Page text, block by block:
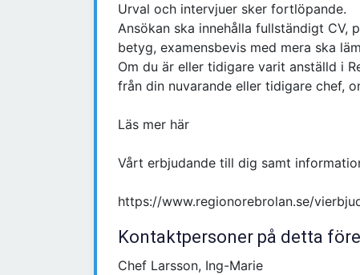
Urval och intervjuer sker fortlöpande.
Ansökan ska innehålla fullständigt CV,
betyg, examensbevis med mera ska
Om du är eller tidigare varit anställd i
från din nuvarande eller tidigare chef,
Läs mer här
Vårt erbjudande till dig samt
https://www.regionorebrolan.se/
Kontaktpersoner på detta
Chef Larsson, Ing-Marie